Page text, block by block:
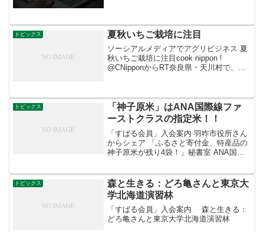
広葉樹の枯れ木や枯れ枝などに発生しま
す。流通しているものの...
トピックス 夏秋いちご栽培に注目
ソーシアルメディアでアグリビジネス 夏
秋いちご栽培に注目cook nippon !‏
@CNipponからRT奈良県・天川村で、夏
は冬から春がシーズンですが、標高800...
トピックス
「神子原米」はANA国際線ファ
ーストクラスの指定米！！
「すばる会員」入会案内 羽咋市役所さん
からシェア 「ふるさと寄付金、特産品の
神子原米が残り4袋！」秘書室 ANA国際
付金として1万円以上寄付していただいた
方へ、お礼と...
トピックス
森と生きる：どろ亀さんと東京大
学北海道演習林
「すばる会員」入会案内 森と生きる：
どろ亀さんと東京大学北海道演習林